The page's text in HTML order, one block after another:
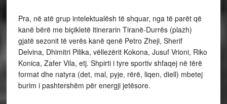
Pra, në atë grup intelektualësh të shquar, nga të parët që
kanë bërë me biçikletë itinerarin Tiranë-Durrës (plazh)
gjatë sezonit të verës kanë qenë Petro Zheji, Sherif
Delvina, Dhimitri Pilika, vëllezërit Kokona, Jusuf Vrioni, Riko
Konica, Zafer Vila, etj. Shpirti i tyre sportiv shfaqej në tërë
format dhe natyra (det, mal, pyje, rërë, liqen, diell) mbetej
burim i pashtershëm për energji jetësore.